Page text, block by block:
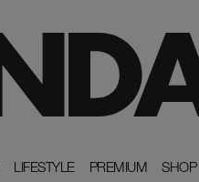
LIFESTYLE
LIFESTYLE PREMIUM
PREMIUM SHOP
SHOP